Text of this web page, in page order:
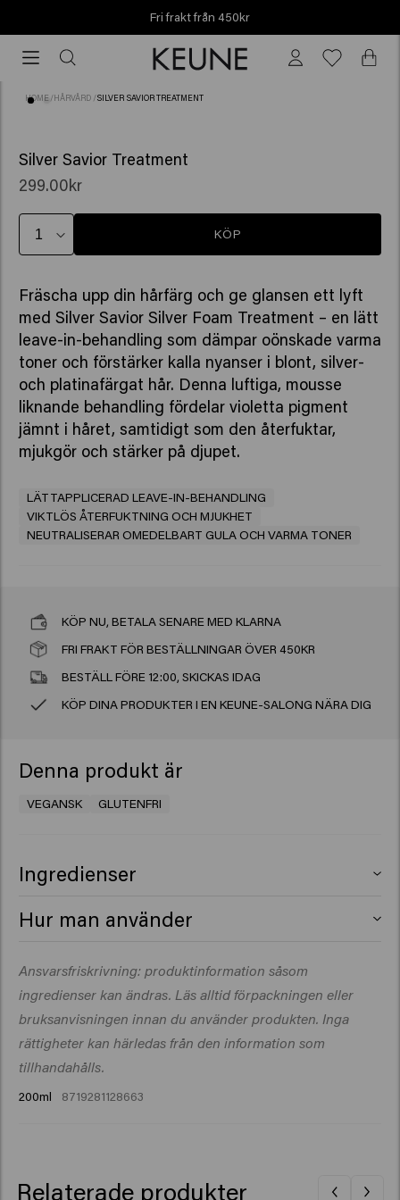
Fri frakt från 450kr
frakt
frånHOME /HÅRVÅRD /SILVER SAVIOR TREATMENT
Silver Savior Treatment
299.00kr
KÖP
Fräscha upp din hårfärg och ge glansen ett lyft
med Silver Savior Silver Foam Treatment – en lätt
leave-in-behandling som dämpar oönskade varma
toner och förstärker kalla nyanser i blont, silver-
och platinafärgat hår. Denna luftiga, mousse
liknande behandling fördelar violetta pigment
jämnt i håret, samtidigt som den återfuktar,
mjukgör och stärker på djupet.
LÄTTAPPLICERAD LEAVE-IN-BEHANDLING
VIKTLÖS ÅTERFUKTNING OCH MJUKHET
NEUTRALISERAR OMEDELBART GULA OCH VARMA TONER
KÖP NU, BETALA SENARE MED KLARNA
FRI FRAKT FÖR BESTÄLLNINGAR ÖVER 450KR
BESTÄLL FÖRE 12:00, SKICKAS IDAG
KÖP DINA PRODUKTER I EN KEUNE-SALONG NÄRA DIG
Denna produkt är
VEGANSK GLUTENFRI
Ingredienser
Polyquaternium-11, Butane, PEG-12 Dimethicone,
(Fragrance), Arginine, Glucose, PEG-40 Hydrogenated
Castor Oil, PEG-5 Ethylhexanoate, Citric Acid, Acid
Violet 43, Ethylhexylglycerin, Propylene Glycol, Sorbitol,
Viola Odorata Flower Extract, Linalool, Linalyl Acetate​
Hur man använder
efter önskemål.
Ansvarsfriskrivning: produktinformation såsom
ingredienser kan ändras. Läs alltid förpackningen eller
bruksanvisningen innan du använder produkten. Inga
rättigheter kan härledas från den information som
tillhandahålls.
200ml 8719281128663
Relaterade produkter